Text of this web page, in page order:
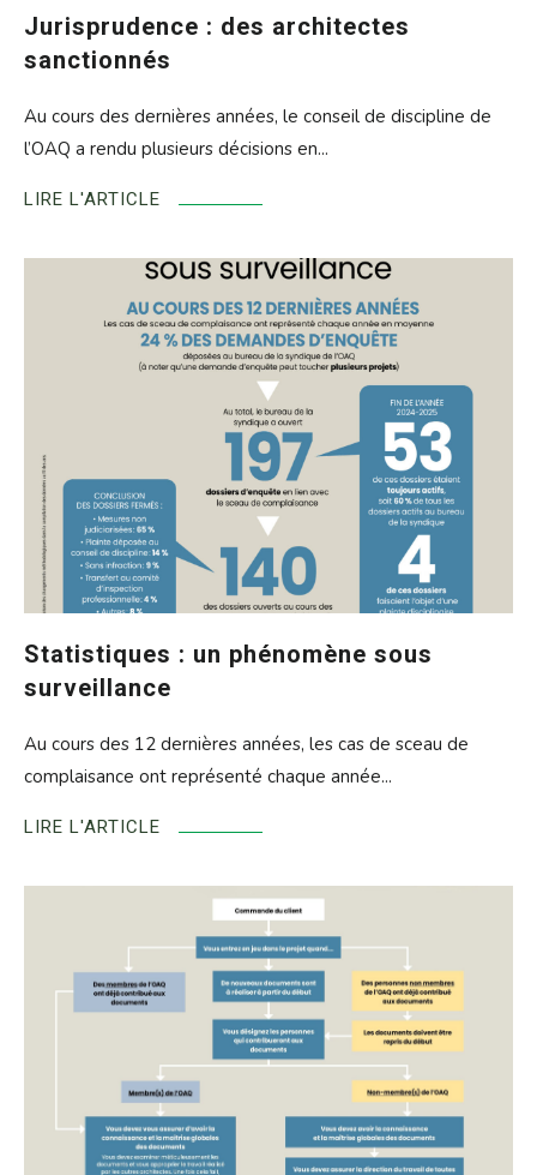
Jurisprudence : des architectes
sanctionnés
Au cours des dernières années, le conseil de discipline de
l’OAQ a rendu plusieurs décisions en...
LIRE L'ARTICLE
Statistiques : un phénomène sous
surveillance
Au cours des 12 dernières années, les cas de sceau de
complaisance ont représenté chaque année...
LIRE L'ARTICLE